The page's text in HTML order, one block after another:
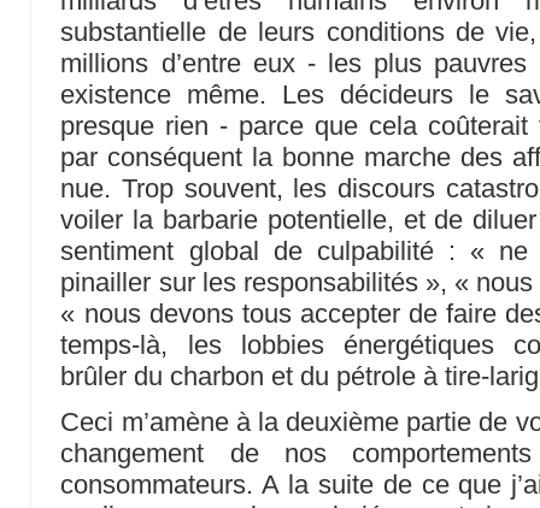
substantielle de leurs conditions de
millions d’entre eux - les plus
existence même. Les décideurs le
presque rien - parce que cela
par conséquent la bonne marche des
nue. Trop souvent, les discours
voiler la barbarie potentielle, et de
sentiment global de culpabilité : «
pinailler sur les responsabilités », «
« nous devons tous accepter de faire
temps-là, les lobbies énergétiques
brûler du charbon et du pétrole à tire-
Ceci m’amène à la deuxième partie de
changement de nos
consommateurs. A la suite de ce que